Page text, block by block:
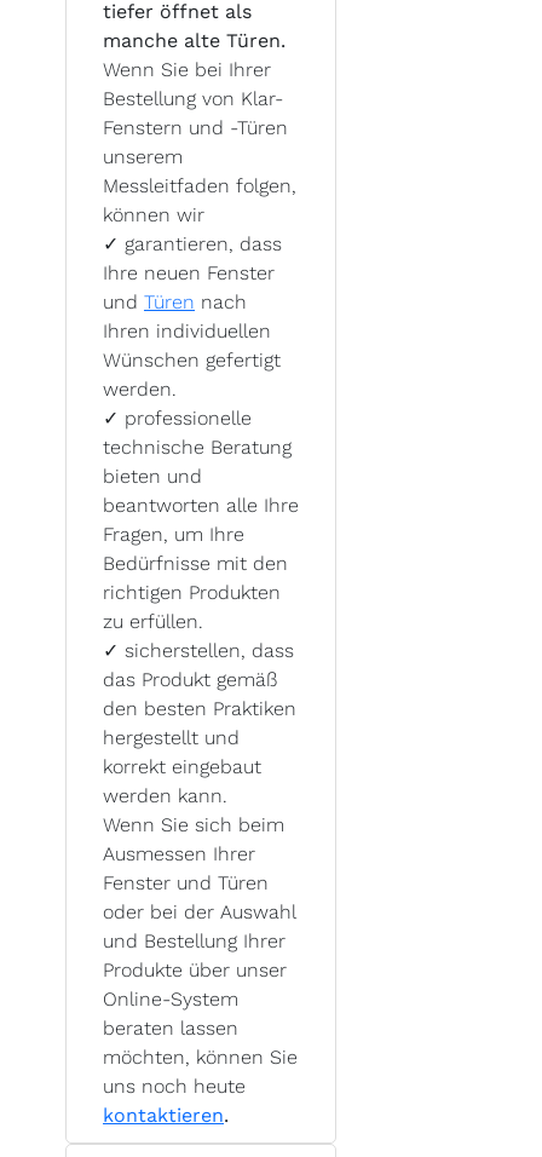
tiefer öffnet als
manche alte Türen.
Wenn Sie bei Ihrer
Bestellung von Klar-
Fenstern und -Türen
unserem
Messleitfaden folgen,
können wir
✓ garantieren, dass
Ihre neuen Fenster
und Türen nach
Ihren individuellen
Wünschen gefertigt
werden.
✓ professionelle
technische Beratung
bieten und
beantworten alle Ihre
Fragen, um Ihre
Bedürfnisse mit den
richtigen Produkten
zu erfüllen.
✓ sicherstellen, dass
das Produkt gemäß
den besten Praktiken
hergestellt und
korrekt eingebaut
werden kann.
Wenn Sie sich beim
Ausmessen Ihrer
Fenster und Türen
oder bei der Auswahl
und Bestellung Ihrer
Produkte über unser
Online-System
beraten lassen
möchten, können Sie
uns noch heute
kontaktieren.